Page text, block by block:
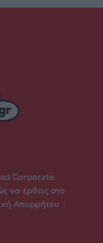
Corporate
να έρθεις στο
Απορρήτου